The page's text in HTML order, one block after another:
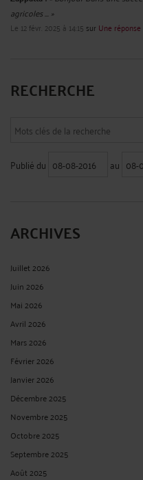
agricoles ... »
Le 12 févr. 2025 à 14:15 sur Une
RECHERCHE
Publié du au
ARCHIVES
Juillet 2026
Juin 2026
Mai 2026
Avril 2026
Mars 2026
Février 2026
Janvier 2026
Décembre 2025
Novembre 2025
Octobre 2025
Septembre 2025
Août 2025